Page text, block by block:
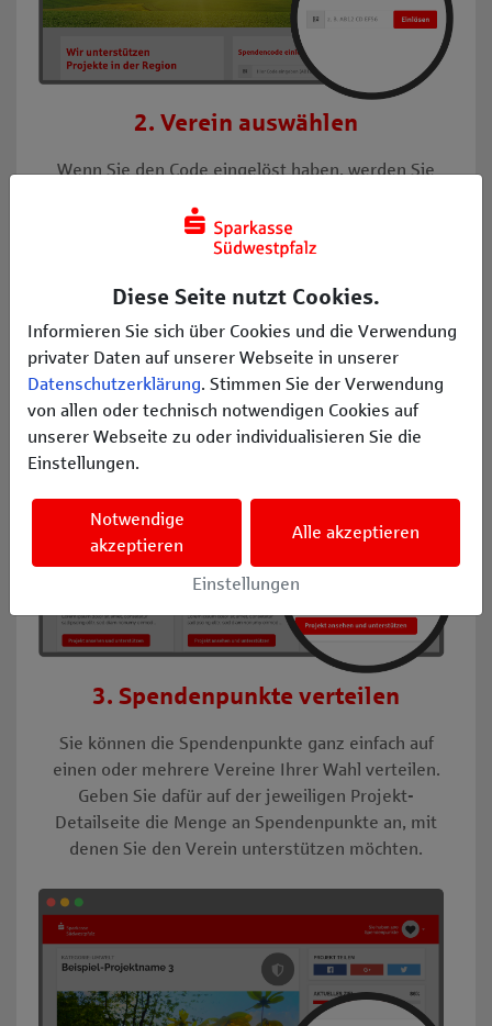
Diese Seite nutzt Cookies.
Informieren Sie sich über Cookies und die Verwendung
privater Daten auf unserer Webseite in unserer
Datenschutzerklärung. Stimmen Sie der Verwendung
von allen oder technisch notwendigen Cookies auf
unserer Webseite zu oder individualisieren Sie die
Einstellungen.
Notwendige
akzeptieren
Alle akzeptieren
Einstellungen
2. Verein auswählen
Wenn Sie den Code eingelöst haben, werden Sie
sehen Sie eine Übersicht der Vereine und ihrer
Projekte, die wir unterstützen möchten. Sie
Spendenpunkte, an welches Projekt die Spende
gehen soll.
3. Spendenpunkte verteilen
Sie können die Spendenpunkte ganz einfach auf
einen oder mehrere Vereine Ihrer Wahl verteilen.
Geben Sie dafür auf der jeweiligen Projekt-
Detailseite die Menge an Spendenpunkte an, mit
denen Sie den Verein unterstützen möchten.